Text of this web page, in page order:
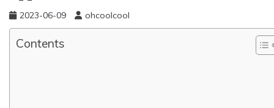
2023-06-09 ohcoolcool
Contents